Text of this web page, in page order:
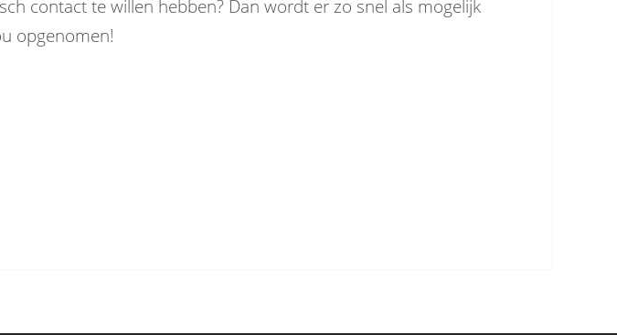
contact te willen hebben? Dan wordt er zo snel als mogelijk
opgenomen!